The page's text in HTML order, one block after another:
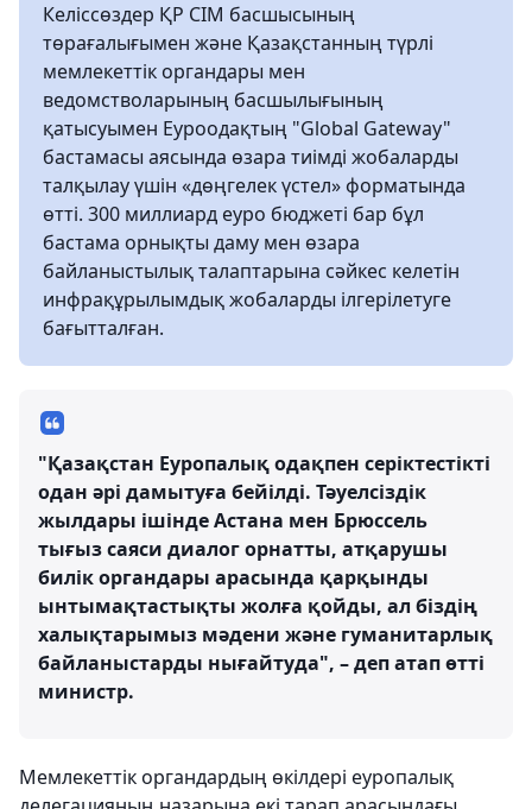
Келіссөздер ҚР СІМ басшысының
төрағалығымен және Қазақстанның түрлі
мемлекеттік органдары мен
ведомстволарының басшылығының
қатысуымен Еуроодақтың "Global Gateway"
бастамасы аясында өзара тиімді жобаларды
талқылау үшін «дөңгелек үстел» форматында
өтті. 300 миллиард еуро бюджеті бар бұл
бастама орнықты даму мен өзара
байланыстылық талаптарына сәйкес келетін
инфрақұрылымдық жобаларды ілгерілетуге
бағытталған.
"Қазақстан Еуропалық одақпен серіктестікті
одан әрі дамытуға бейілді. Тәуелсіздік
жылдары ішінде Астана мен Брюссель
тығыз саяси диалог орнатты, атқарушы
билік органдары арасында қарқынды
ынтымақтастықты жолға қойды, ал біздің
халықтарымыз мәдени және гуманитарлық
байланыстарды нығайтуда", – деп атап өтті
министр.
Мемлекеттік органдардың өкілдері еуропалық